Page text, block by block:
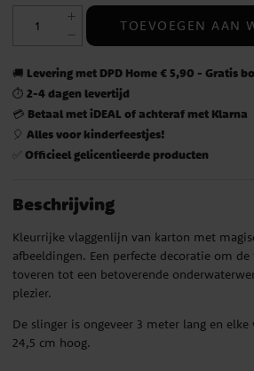
TOEVOEGEN AAN
🚚 Levering met DPD Home € 5,90 - Gratis
⏱️ 2-4 dagen levertijd
💳 Betaal met iDEAL of achteraf met Klarna
🎈 Alles voor kinderfeestjes!
✅ Officieel gelicentieerde producten
Beschrijving
Kleurrijke vlaggenlijn van karton met
afbeeldingen. Een perfecte decoratie om
toveren tot een betoverende
plezier.
De slinger is ongeveer 3 meter lang en
24,5 cm hoog.